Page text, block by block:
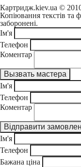
Картридж.kiev.ua ©
Копіювання текстів та
заборонені.
Ім'я
Телефон
Коментар
Ім'я
Телефон
Коментар
Ім'я
Телефон
Бажана ціна